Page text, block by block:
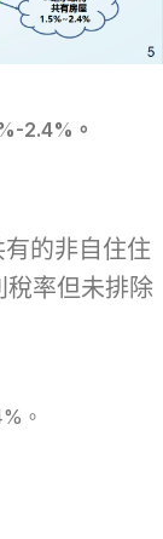
2.4%。
的非自住住
稅率但未排除
。